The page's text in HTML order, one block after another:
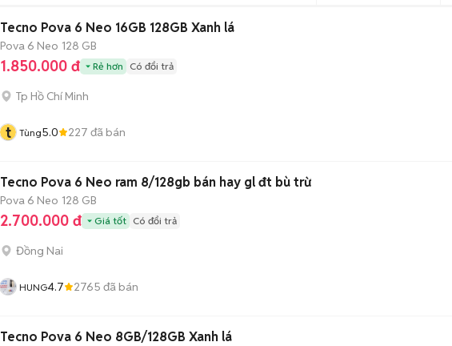
Tecno Pova 6 Neo 16GB 128GB Xanh lá
Pova 6 Neo 128 GB
1.850.000 đ Rẻ hơn Có đổi trả
Tp Hồ Chí Minh
t Tùng5.0 227 đã bán
Tecno Pova 6 Neo ram 8/128gb bán hay gl đt bù trừ
Pova 6 Neo 128 GB
2.700.000 đ Giá tốt Có đổi trả
Đồng Nai
HUNG4.7 2765 đã bán
Tecno Pova 6 Neo 8GB/128GB Xanh lá